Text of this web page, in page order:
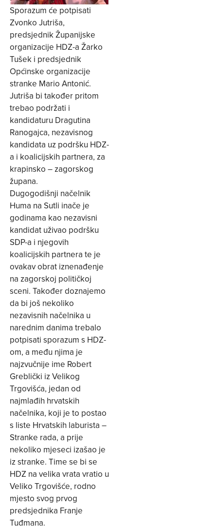
Sporazum će potpisati
Zvonko Jutriša,
predsjednik Županijske
organizacije HDZ-a Žarko
Tušek i predsjednik
Općinske organizacije
stranke Mario Antonić.
Jutriša bi također pritom
trebao podržati i
kandidaturu Dragutina
Ranogajca, nezavisnog
kandidata uz podršku HDZ-
a i koalicijskih partnera, za
krapinsko – zagorskog
župana.
Dugogodišnji načelnik
Huma na Sutli inače je
godinama kao nezavisni
kandidat uživao podršku
SDP-a i njegovih
koalicijskih partnera te je
ovakav obrat iznenađenje
na zagorskoj političkoj
sceni. Također doznajemo
da bi još nekoliko
nezavisnih načelnika u
narednim danima trebalo
potpisati sporazum s HDZ-
om, a među njima je
najzvučnije ime Robert
Greblički iz Velikog
Trgovišća, jedan od
najmlađih hrvatskih
načelnika, koji je to postao
s liste Hrvatskih laburista –
Stranke rada, a prije
nekoliko mjeseci izašao je
iz stranke. Time se bi se
HDZ na velika vrata vratio u
Veliko Trgovišće, rodno
mjesto svog prvog
predsjednika Franje
Tuđmana.